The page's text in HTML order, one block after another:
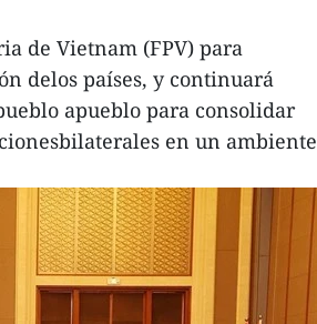
de Vietnam (FPV) para
delos países, y continuará
apueblo para consolidar
en un ambiente